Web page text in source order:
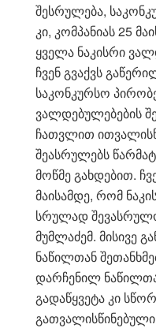
შესრულება,
კი, კომპანიას 25
ყველა ნაკისრი
ჩვენ გვაქვს
საკონკურსო
ვალდებულებების
ჩათვლით
შეასრულებს
მოწმე გახდებით.
მაისამდე, რომ
სრულად
მუმლაძემ. მისივე
ნაწილთან
დარჩენილ
გადაწყვეტა კი